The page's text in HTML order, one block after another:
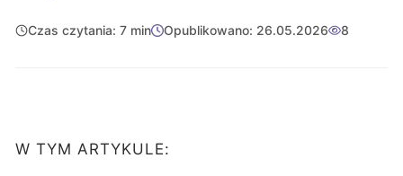
Czas czytania: 7 min Opublikowano: 26.05.2026 8
W TYM ARTYKULE: